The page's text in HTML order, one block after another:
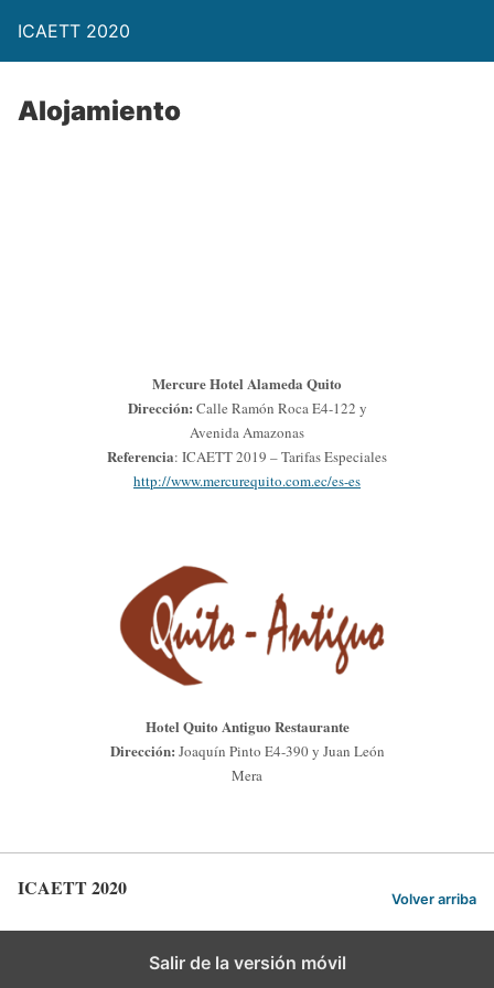
ICAETT 2020
Alojamiento
Mercure Hotel Alameda Quito
Dirección: Calle Ramón Roca E4-122 y
Avenida Amazonas
Referencia: ICAETT 2019 – Tarifas Especiales
http://www.mercurequito.com.ec/es-es
Hotel Quito Antiguo Restaurante
Dirección: Joaquín Pinto E4-390 y Juan León
Mera
ICAETT 2020 Volver arriba
Salir de la versión móvil